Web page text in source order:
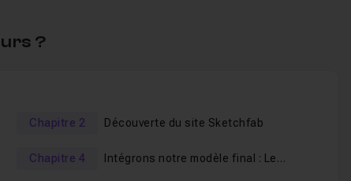
constructives
?
Chapitre 2 Découverte du site Sketchfab
Chapitre 4
Intégrons notre modèle final : Le